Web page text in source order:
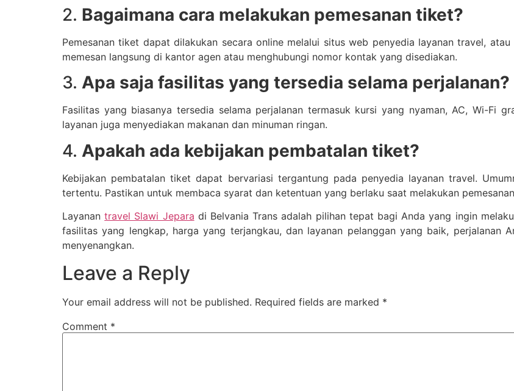
2. Bagaimana cara melakukan pemesanan tiket?
Pemesanan tiket dapat dilakukan secara online melalui situs web penyedia layanan travel,
memesan langsung di kantor agen atau menghubungi nomor kontak yang disediakan.
3. Apa saja fasilitas yang tersedia selama perjalanan?
Fasilitas yang biasanya tersedia selama perjalanan termasuk kursi yang nyaman, AC, Wi-Fi
layanan juga menyediakan makanan dan minuman ringan.
4. Apakah ada kebijakan pembatalan tiket?
Kebijakan pembatalan tiket dapat bervariasi tergantung pada penyedia layanan travel.
tertentu. Pastikan untuk membaca syarat dan ketentuan yang berlaku saat melakukan
Layanantravel Slawi Jepara di Belvania Trans adalah pilihan tepat bagi Anda yang ingin
fasilitas yang lengkap, harga yang terjangkau, dan layanan pelanggan yang baik, perjalanan
menyenangkan.
Leave a Reply
Your email address will not be published. Required fields are marked *
Comment *